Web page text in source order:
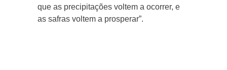
que as precipitações voltem a ocorrer, e
as safras voltem a prosperar”.